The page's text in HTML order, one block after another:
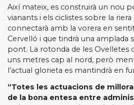
Així mateix, es construirà un nou
vianants i els ciclistes sobre la riera
connectarà amb la vorera en
Cervelló i que tindrà una amplada
pont. La rotonda de les Ovelletes
uns metres cap al nord, però
l’actual glorieta es mantindrà en
“Totes les actuacions de
de la bona entesa entre